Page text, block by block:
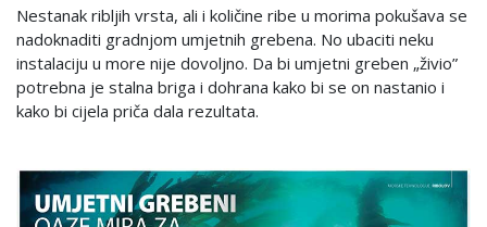
Nestanak ribljih vrsta, ali i količine ribe u morima pokušava se
nadoknaditi gradnjom umjetnih grebena. No ubaciti neku
instalaciju u more nije dovoljno. Da bi umjetni greben „živio”
potrebna je stalna briga i dohrana kako bi se on nastanio i
kako bi cijela priča dala rezultata.